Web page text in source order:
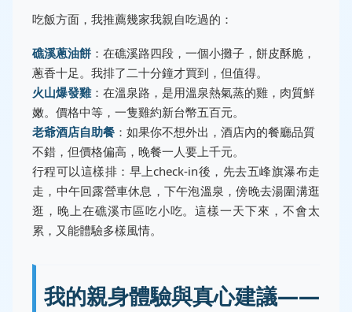
吃飯方面，我推薦幾家我親自吃過的：
礁溪蔥油餅 ：在礁溪路四段，一個小攤子，餅皮酥脆，
蔥香十足。我排了二十分鐘才買到，但值得。
火山爆發雞：在溫泉路，是用溫泉熱氣蒸的雞，肉質鮮
嫩。價格中等，一隻雞約新台幣五百元。
老爺酒店自助餐 ：如果你不想外出，酒店內的餐廳品質
不錯，但價格偏高，晚餐一人要上千元。
行程可以這樣排：早上check-in後，先去五峰旗瀑布走
走，中午回露營車休息，下午泡溫泉，傍晚去湯圍溝逛
逛，晚上在礁溪市區吃小吃。這樣一天下來，不會太
累，又能體驗多樣風情。
我的親身體驗與真心建議——